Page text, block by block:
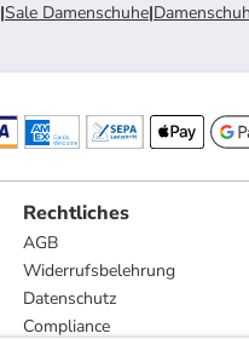
|Sale Damenschuhe|
Rechtliches
AGB
Widerrufsbelehrung
Datenschutz
Compliance